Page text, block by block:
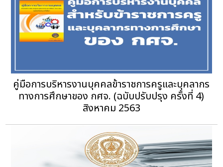
คู่มือการบริหารงานบุคคลข้าราชการครูและบุคลากร
ทางการศึกษาของ กศจ. (ฉบับปรับปรุง ครั้งที่ 4)
สิงหาคม 2563